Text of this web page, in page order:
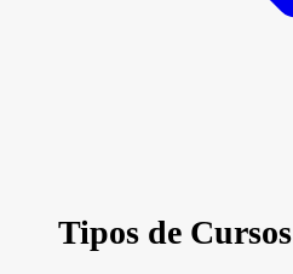
Tipos de Cursos